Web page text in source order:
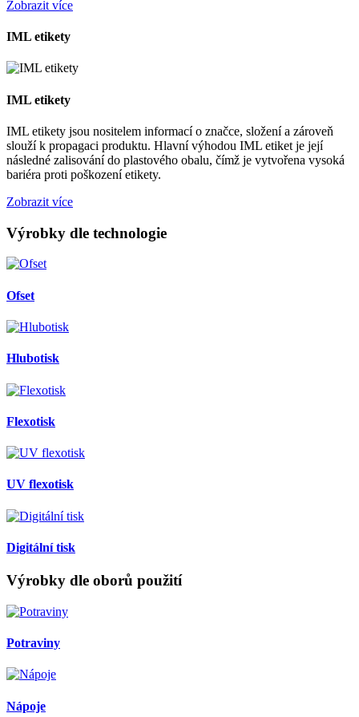
Zobrazit více
IML etikety
IML etikety
IML etikety jsou nositelem informací o značce, složení a zároveň
slouží k propagaci produktu. Hlavní výhodou IML etiket je její
následné zalisování do plastového obalu, čímž je vytvořena vysoká
bariéra proti poškození etikety.
Zobrazit více
Výrobky dle technologie
Ofset
Hlubotisk
Flexotisk
UV flexotisk
Digitální tisk
Výrobky dle oborů použití
Potraviny
Nápoje